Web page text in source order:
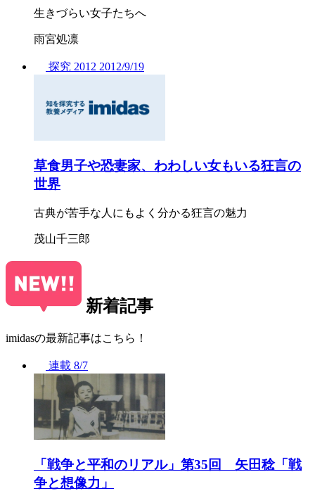
生きづらい女子たちへ
雨宮処凛
探究 2012 2012/9/19
草食男子や恐妻家、わわしい女もいる狂言の
世界
古典が苦手な人にもよく分かる狂言の魅力
茂山千三郎
新着記事
imidasの最新記事はこちら！
連載 8/7
「戦争と平和のリアル」第35回 矢田稔「戦
争と想像力」